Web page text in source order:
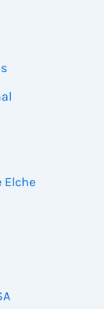
Elche